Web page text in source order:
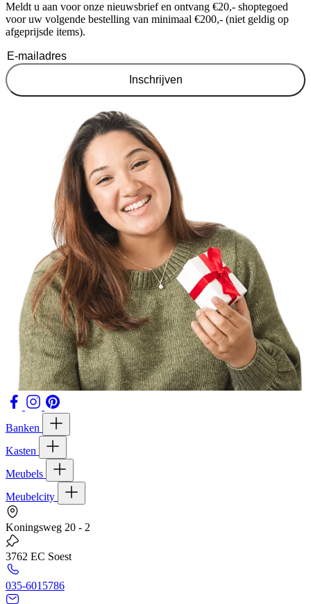
Meldt u aan voor onze nieuwsbrief en ontvang €20,- shoptegoed
voor uw volgende bestelling van minimaal €200,- (niet geldig op
afgeprijsde items).
Inschrijven
Banken
Kasten
Meubels
Meubelcity
Koningsweg 20 - 2
3762 EC Soest
035-6015786